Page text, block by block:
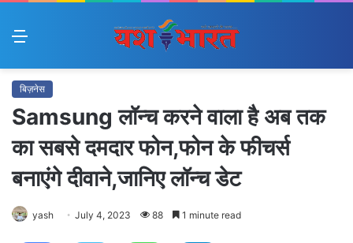
Menu
बिज़नेस
Samsung लॉन्च करने वाला है अब तक
का सबसे दमदार फोन,फोन के फीचर्स
बनाएंगे दीवाने,जानिए लॉन्च डेट
yash July 4, 2023 88 1 minute read